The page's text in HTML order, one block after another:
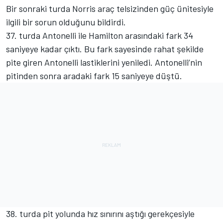
Bir sonraki turda Norris araç telsizinden güç ünitesiyle
ilgili bir sorun olduğunu bildirdi.
37. turda Antonelli ile Hamilton arasındaki fark 34
saniyeye kadar çıktı. Bu fark sayesinde rahat şekilde
pite giren Antonelli lastiklerini yeniledi. Antonelli’nin
pitinden sonra aradaki fark 15 saniyeye düştü.
38. turda pit yolunda hız sınırını aştığı gerekçesiyle